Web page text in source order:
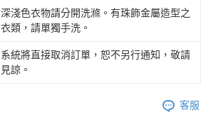
深淺色衣物請分開洗滌。有珠飾金屬造型之
衣類，請單獨手洗。
系統將直接取消訂單，恕不另行通知，敬請
見諒。
客服